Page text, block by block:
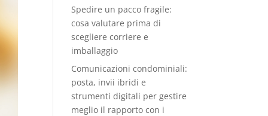
Spedire un pacco fragile:
cosa valutare prima di
scegliere corriere e
imballaggio
Comunicazioni condominiali:
posta, invii ibridi e
strumenti digitali per gestire
meglio il rapporto con i